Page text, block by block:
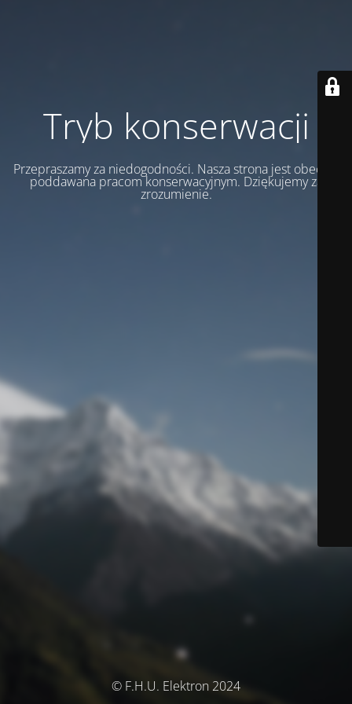
Tryb konserwacji
Przepraszamy za niedogodności. Nasza strona jest obecnie
poddawana pracom konserwacyjnym. Dziękujemy za
zrozumienie.
© F.H.U. Elektron 2024